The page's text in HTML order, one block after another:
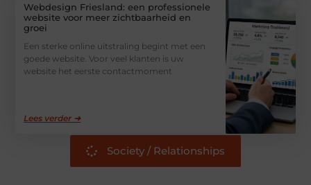
Webdesign Friesland: een professionele
website voor meer zichtbaarheid en
groei
Een sterke online uitstraling begint met een
goede website. Voor veel klanten is uw
website het eerste contactmoment
Lees verder ➜
Society / Relationships